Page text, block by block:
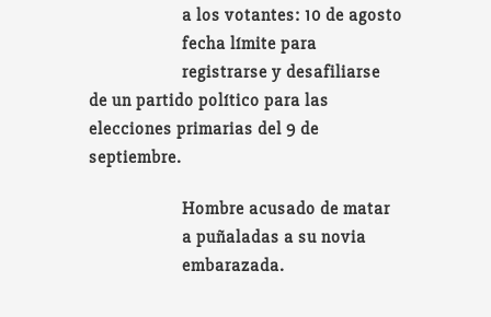
a los votantes: 10 de agosto
fecha límite para
registrarse y desafiliarse
de un partido político para las
elecciones primarias del 9 de
septiembre.
Hombre acusado de matar
a puñaladas a su novia
embarazada.